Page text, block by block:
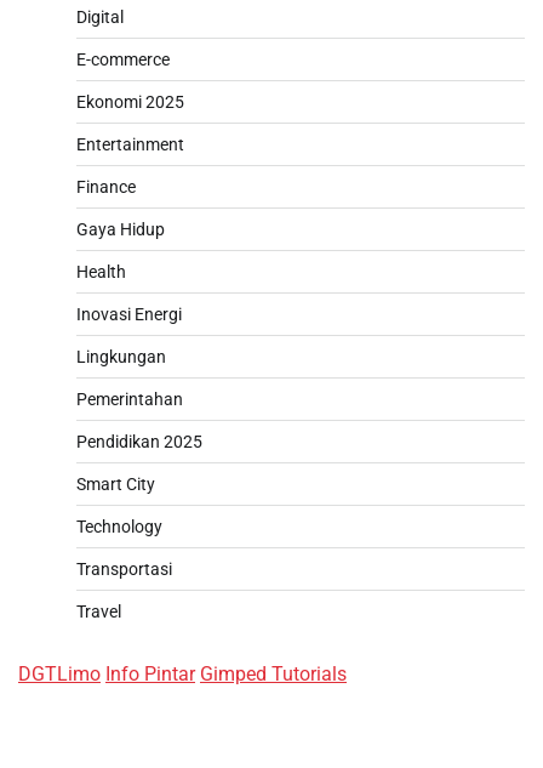
Digital
E-commerce
Ekonomi 2025
Entertainment
Finance
Gaya Hidup
Health
Inovasi Energi
Lingkungan
Pemerintahan
Pendidikan 2025
Smart City
Technology
Transportasi
Travel
DGTLimo Info Pintar Gimped Tutorials